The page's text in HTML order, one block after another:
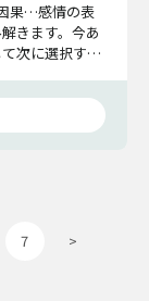
果…感情の表
きます。今あ
次に選択する
7 >